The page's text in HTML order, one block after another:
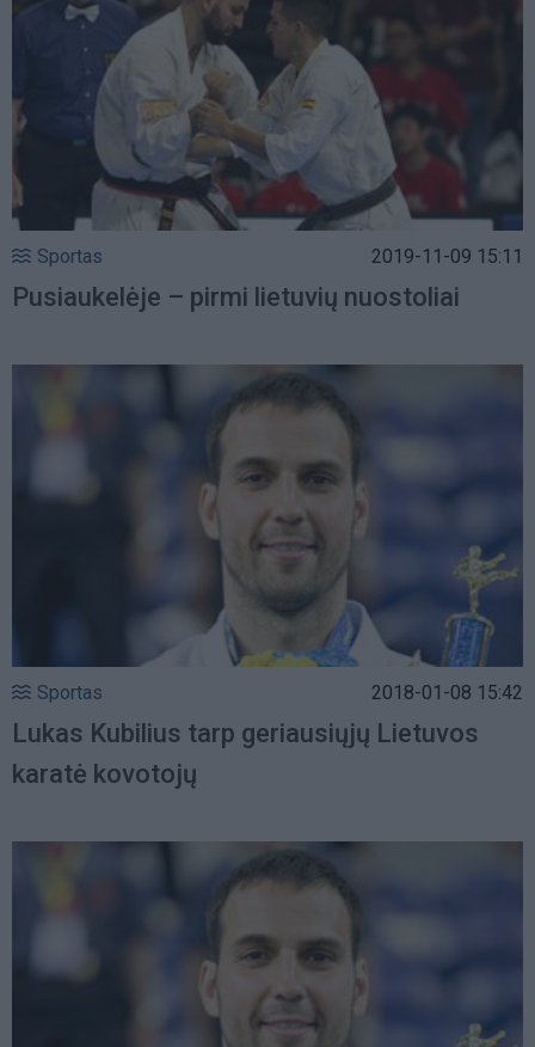
Sportas 2019-11-09 15:11
Pusiaukelėje – pirmi lietuvių nuostoliai
Sportas 2018-01-08 15:42
Lukas Kubilius tarp geriausiųjų Lietuvos
karatė kovotojų